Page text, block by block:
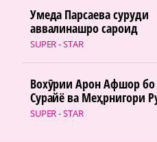
SUPER - STAR
Умеда Парсаева суруди
аввалинашро сароид
SUPER - STAR
Вохӯрии Арон Афшор
Сурайё ва Меҳрнигори